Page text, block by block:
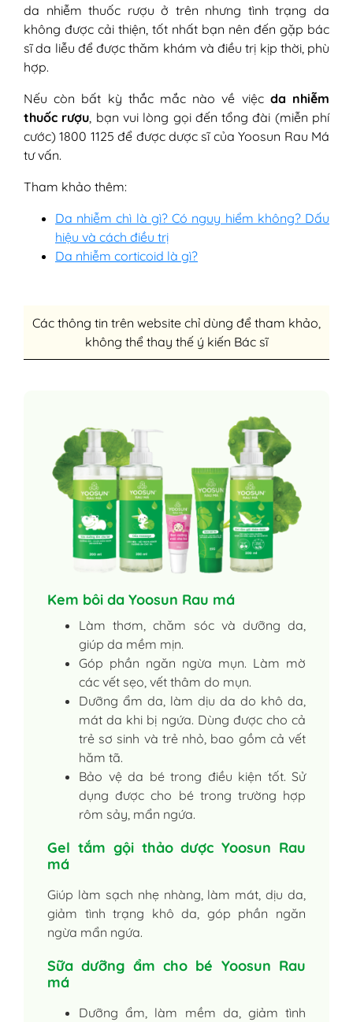
da nhiễm thuốc rượu ở trên nhưng tình trạng da
không được cải thiện, tốt nhất bạn nên đến gặp bác
sĩ da liễu để được thăm khám và điều trị kịp thời, phù
hợp.
Nếu còn bất kỳ thắc mắc nào về việc da nhiễm
thuốc rượu , bạn vui lòng gọi đến tổng đài (miễn phí
cước) 1800 1125 để được dược sĩ của Yoosun Rau Má
tư vấn.
Tham khảo thêm:
Da nhiễm chì là gì? Có nguy hiểm không? Dấu
hiệu và cách điều trị
Da nhiễm corticoid là gì?
Các thông tin trên website chỉ dùng để tham khảo,
không thể thay thế ý kiến Bác sĩ
Kem bôi da Yoosun Rau má
Làm thơm, chăm sóc và dưỡng da,
giúp da mềm mịn.
Góp phần ngăn ngừa mụn. Làm mờ
các vết sẹo, vết thâm do mụn.
Dưỡng ẩm da, làm dịu da do khô da,
mát da khi bị ngứa. Dùng được cho cả
trẻ sơ sinh và trẻ nhỏ, bao gồm cả vết
hăm tã.
Bảo vệ da bé trong điều kiện tốt. Sử
dụng được cho bé trong trường hợp
rôm sảy, mẩn ngứa.
Gel tắm gội thảo dược Yoosun Rau
má
Giúp làm sạch nhẹ nhàng, làm mát, dịu da,
giảm tình trạng khô da, góp phần ngăn
ngừa mẩn ngứa.
Sữa dưỡng ẩm cho bé Yoosun Rau
má
Dưỡng ẩm, làm mềm da, giảm tình